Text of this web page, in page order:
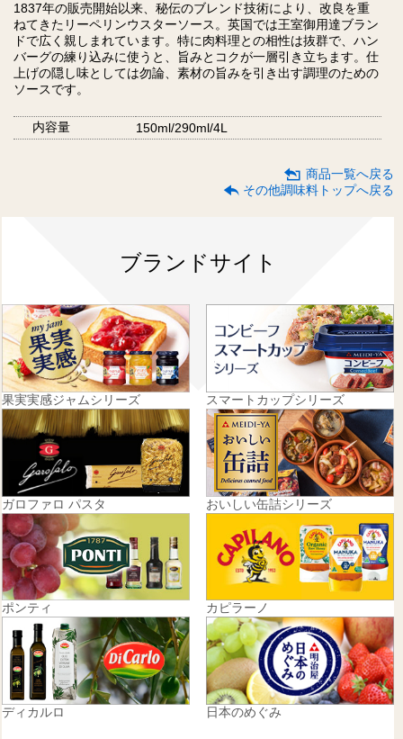
1837年の販売開始以来、秘伝のブレンド技術により、改良を重
ねてきたリーペリンウスターソース。英国では王室御用達ブラン
ドで広く親しまれています。特に肉料理との相性は抜群で、ハン
バーグの練り込みに使うと、旨みとコクが一層引き立ちます。仕
上げの隠し味としては勿論、素材の旨みを引き出す調理のための
ソースです。
内容量 150ml/290ml/4L
商品一覧へ戻る
その他調味料トップへ戻る
ブランドサイト
果実実感ジャムシリーズ スマートカップシリーズ
ガロファロ パスタ おいしい缶詰シリーズ
ポンティ カピラーノ
ディカルロ 日本のめぐみ